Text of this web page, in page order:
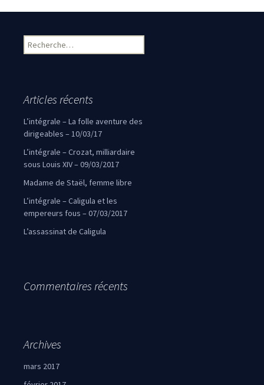
Navigation des articles
Rechercher :
Articles récents
L’intégrale – La folle aventure des
dirigeables – 10/03/17
L’intégrale – Crozat, milliardaire
sous Louis XIV – 09/03/2017
Madame de Staël, femme libre
L’intégrale – Caligula et les
empereurs fous – 07/03/2017
L’assassinat de Caligula
Commentaires récents
Archives
mars 2017